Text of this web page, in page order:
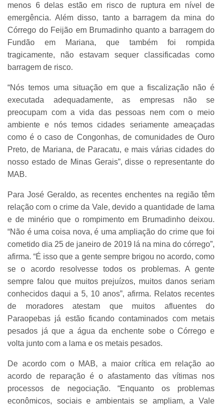
menos 6 delas estão em risco de ruptura em nível de
emergência. Além disso, tanto a barragem da mina do
Córrego do Feijão em Brumadinho quanto a barragem do
Fundão em Mariana, que também foi rompida
tragicamente, não estavam sequer classificadas como
barragem de risco.
“Nós temos uma situação em que a fiscalização não é
executada adequadamente, as empresas não se
preocupam com a vida das pessoas nem com o meio
ambiente e nós temos cidades seriamente ameaçadas
como é o caso de Congonhas, de comunidades de Ouro
Preto, de Mariana, de Paracatu, e mais várias cidades do
nosso estado de Minas Gerais”, disse o representante do
MAB.
Para José Geraldo, as recentes enchentes na região têm
relação com o crime da Vale, devido a quantidade de lama
e de minério que o rompimento em Brumadinho deixou.
“Não é uma coisa nova, é uma ampliação do crime que foi
cometido dia 25 de janeiro de 2019 lá na mina do córrego”,
afirma. “É isso que a gente sempre brigou no acordo, como
se o acordo resolvesse todos os problemas. A gente
sempre falou que muitos prejuízos, muitos danos seriam
conhecidos daqui a 5, 10 anos”, afirma. Relatos recentes
de moradores atestam que muitos afluentes do
Paraopebas já estão ficando contaminados com metais
pesados já que a água da enchente sobe o Córrego e
volta junto com a lama e os metais pesados.
De acordo com o MAB, a maior crítica em relação ao
acordo de reparação é o afastamento das vítimas nos
processos de negociação. “Enquanto os problemas
econômicos, sociais e ambientais se ampliam, a Vale